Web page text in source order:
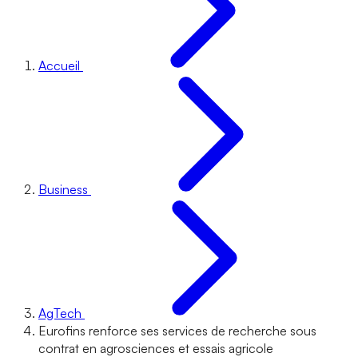
Accueil
Business
AgTech
Eurofins renforce ses services de recherche sous
contrat en agrosciences et essais agricole